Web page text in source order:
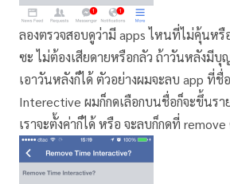
ลองตรวจสอบดูว่ามี apps ไหนที่ไม่คุ้นหรื
ซะ ไม่ต้องเสียดายหรือกลัว ถ้าวันหลังมีบุ
เอาวันหลังก็ได้ ตัวอย่างผมจะลบ app ที่ชื่
Interective ผมก็กดเลือกบนชื่อก็จะขึ้นรา
เราจะตั้งค่าก็ได้ หรือ จะลบก็กดที่